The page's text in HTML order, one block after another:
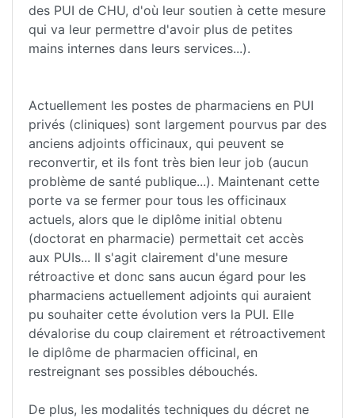
des PUI de CHU, d'où leur soutien à cette mesure
qui va leur permettre d'avoir plus de petites
mains internes dans leurs services...).
Actuellement les postes de pharmaciens en PUI
privés (cliniques) sont largement pourvus par des
anciens adjoints officinaux, qui peuvent se
reconvertir, et ils font très bien leur job (aucun
problème de santé publique...). Maintenant cette
porte va se fermer pour tous les officinaux
actuels, alors que le diplôme initial obtenu
(doctorat en pharmacie) permettait cet accès
aux PUIs... Il s'agit clairement d'une mesure
rétroactive et donc sans aucun égard pour les
pharmaciens actuellement adjoints qui auraient
pu souhaiter cette évolution vers la PUI. Elle
dévalorise du coup clairement et rétroactivement
le diplôme de pharmacien officinal, en
restreignant ses possibles débouchés.
De plus, les modalités techniques du décret ne